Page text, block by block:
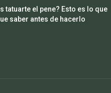
tatuarte el pene? Esto es lo que
saber antes de hacerlo